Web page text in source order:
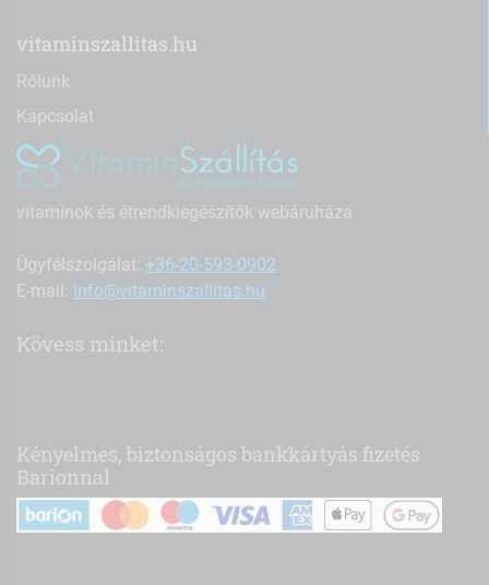
vitaminszallitas.hu
Rólunk
Kapcsolat
vitaminok és étrendkiegészítők webáruháza
Ügyfélszolgálat: +36-20-593-0902
E-mail: info@vitaminszallitas.hu
Kövess minket:
Kényelmes, biztonságos bankkártyás fizetés
Barionnal